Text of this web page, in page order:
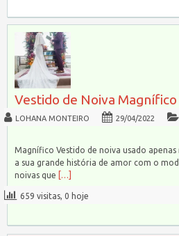
Vestido de Noiva Magnífico
LOHANA MONTEIRO 29/04/2022
Magnífico Vestido de noiva usado
a sua grande história de amor com o
noivas que
[…]
659 visitas, 0 hoje